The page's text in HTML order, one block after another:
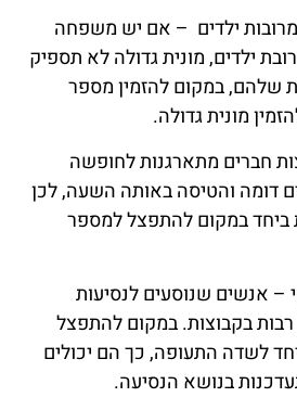
ילדים – אם יש משפחה
ילדים, מונית גדולה לא תספיק
שלהם, במקום להזמין מספר
מונית גדולה.
חברים מתארגנות לחופשה
דומה והטיסה באותה השעה, לכן
ביחד במקום להתפצל למספר
– אנשים שנוסעים לנסיעות
בקבוצות. במקום להתפצל
לשדה התעופה, כך הם יכולים
בנושא הנסיעה.